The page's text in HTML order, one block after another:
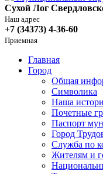
Сухой Лог
Наш адрес
+7 (34373) 4-36-60
Приемная
Главная
Город
Общая
Символика
Наша
Почетные
Паспорт
Город
Служба по
Жителям и